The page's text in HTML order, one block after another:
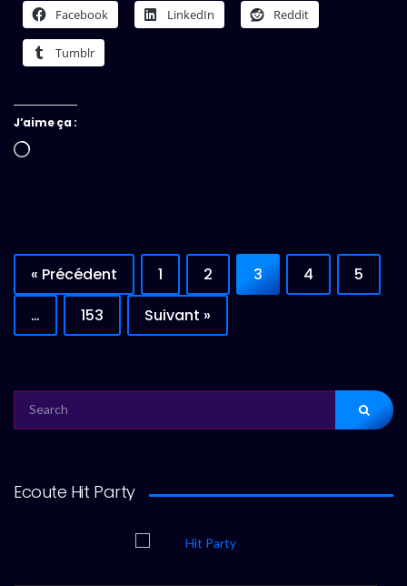
Facebook LinkedIn Reddit
Tumblr
J’aime ça :
Chargement…
« Précédent 1 2 3 4
5
…
153 Suivant »
FOR:
Ecoute Hit Party